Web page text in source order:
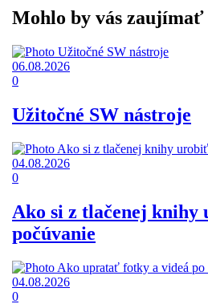
Mohlo by vás zaujímať
06.08.2026
0
Užitočné SW nástroje
04.08.2026
0
Ako si z tlačenej
počúvanie
04.08.2026
0